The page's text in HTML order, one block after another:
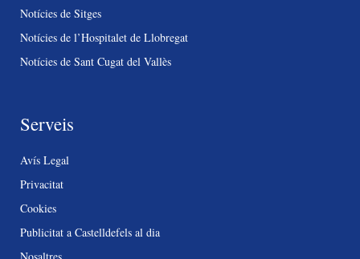
Notícies de Sitges
Notícies de l’Hospitalet de Llobregat
Notícies de Sant Cugat del Vallès
Serveis
Avís Legal
Privacitat
Cookies
Publicitat a Castelldefels al dia